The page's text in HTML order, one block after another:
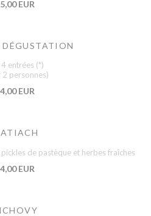
EUR
entrées (*)
2 personnes)
EUR
de pastèque et herbes fraîches
EUR